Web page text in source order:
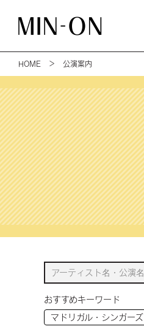
HOME ＞ 公演案内
おすすめキーワード
マドリガル・シンガーズ